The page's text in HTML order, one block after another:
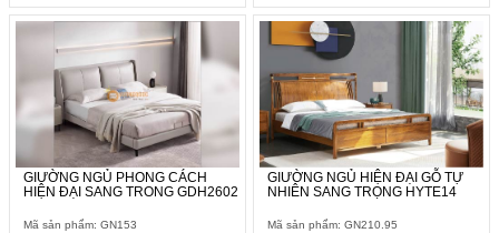
GIƯỜNG NGỦ PHONG CÁCH
HIỆN ĐẠI SANG TRONG GDH2602
Mã sản phẩm: GN153
GIƯỜNG NGỦ HIỆN ĐẠI GỖ TỰ
NHIÊN SANG TRỌNG HYTE14
Mã sản phẩm: GN210.95